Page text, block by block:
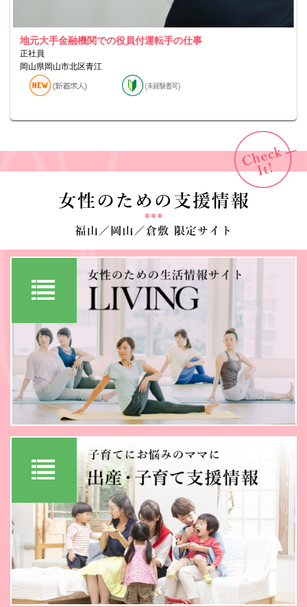
地元大手金融機関での役員付運転手の仕事
正社員
岡山県岡山市北区青江